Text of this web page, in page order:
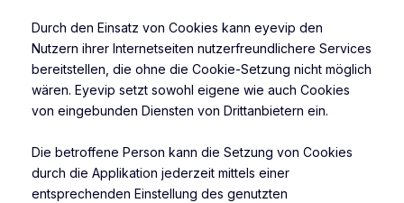
Durch den Einsatz von Cookies kann eyevip den
Nutzern ihrer Internetseiten nutzerfreundlichere Services
bereitstellen, die ohne die Cookie-Setzung nicht möglich
wären. Eyevip setzt sowohl eigene wie auch Cookies
von eingebunden Diensten von Drittanbietern ein.
Die betroffene Person kann die Setzung von Cookies
durch die Applikation jederzeit mittels einer
entsprechenden Einstellung des genutzten